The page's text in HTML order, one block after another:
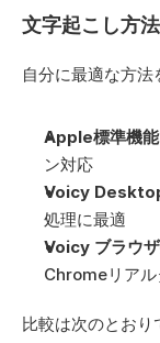
文字起こし方
自分に最適な方法
Apple標準機能
ン対応
Voicy
処理に最適
Voicy ブラウ
Chromeリアル
比較は次のとおり